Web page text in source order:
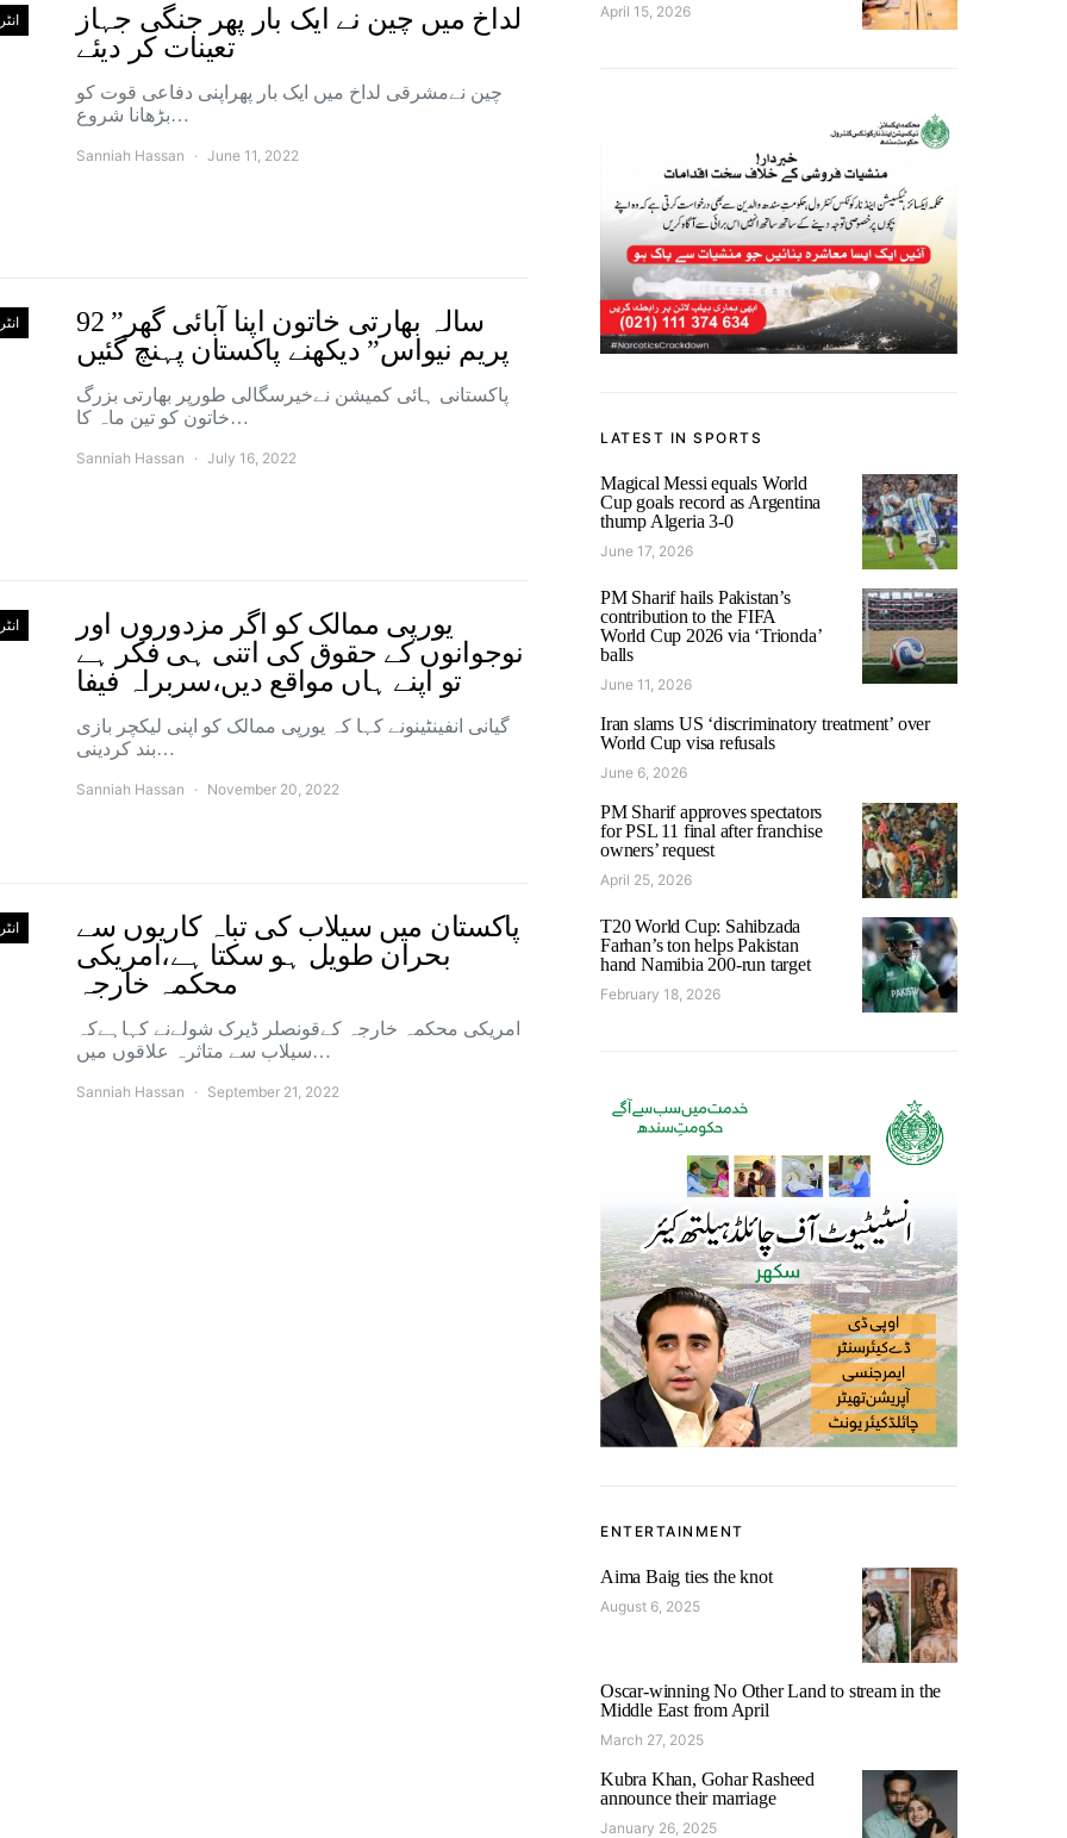
لداخ میں چین نے ایک بار پھر جنگی جہاز
تعینات کر دیئے
چین نےمشرقی لداخ میں ایک بار پھراپنی دفاعی قوت کو
بڑھانا شروع…
Sanniah Hassan June 11, 2022
92 سالہ بھارتی خاتون اپنا آبائی گھر”
پریم نیواس” دیکھنے پاکستان پہنچ گئیں
پاکستانی ہائی کمیشن نےخیرسگالی طورپر بھارتی بزرگ
خاتون کو تین ماہ کا…
Sanniah Hassan July 16, 2022
یورپی ممالک کو اگر مزدوروں اور
نوجوانوں کے حقوق کی اتنی ہی فکر ہے
تو اپنے ہاں مواقع دیں،سربراہ فیفا
گیانی انفینٹینونے کہا کہ یورپی ممالک کو اپنی لیکچر بازی
بند کردینی…
Sanniah Hassan November 20, 2022
پاکستان میں سیلاب کی تباہ کاریوں سے
بحران طویل ہو سکتا ہے،امریکی
محکمہ خارجہ
امریکی محکمہ خارجہ کےقونصلر ڈیرک شولےنے کہاہےکہ
سیلاب سے متاثرہ علاقوں میں…
Sanniah Hassan September 21, 2022
April 15, 2026
LATEST IN SPORTS
Magical Messi equals World
Cup goals record as Argentina
thump Algeria 3-0
June 17, 2026
PM Sharif hails Pakistan’s
contribution to the FIFA
World Cup 2026 via ‘Trionda’
balls
June 11, 2026
Iran slams US ‘discriminatory treatment’ over
World Cup visa refusals
June 6, 2026
PM Sharif approves spectators
for PSL 11 final after franchise
owners’ request
April 25, 2026
T20 World Cup: Sahibzada
Farhan’s ton helps Pakistan
hand Namibia 200-run target
February 18, 2026
ENTERTAINMENT
Aima Baig ties the knot
August 6, 2025
Oscar-winning No Other Land to stream in the
Middle East from April
March 27, 2025
Kubra Khan, Gohar Rasheed
announce their marriage
January 26, 2025